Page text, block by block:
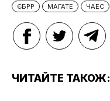
ЄБРР МАГАТЕ ЧАЕС
ЧИТАЙТЕ ТАКОЖ: